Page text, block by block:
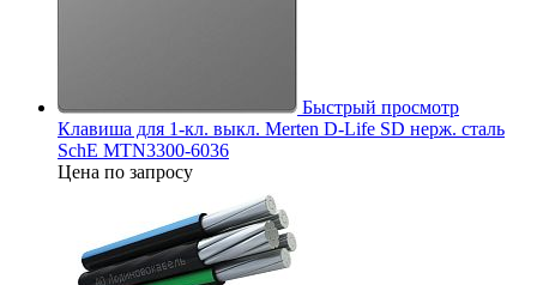
Быстрый просмотр
Клавиша для 1-кл. выкл. Merten D-Life SD нерж. сталь
SchE MTN3300-6036
Цена по запросу